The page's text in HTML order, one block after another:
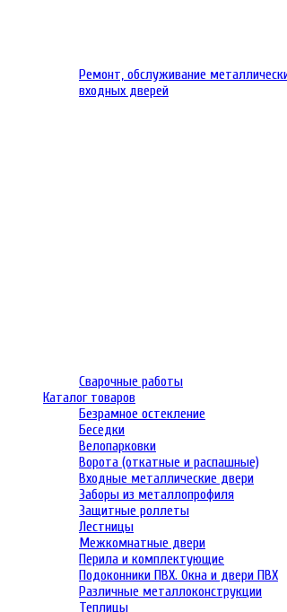
Ремонт, обслуживание
входных дверей
Сварочные работы
Каталог товаров
Безрамное остекление
Беседки
Велопарковки
Ворота (откатные и распашные)
Входные металлические двери
Заборы из металлопрофиля
Защитные роллеты
Лестницы
Межкомнатные двери
Перила и комплектующие
Подоконники ПВХ. Окна и двери ПВХ
Различные металлоконструкции
Теплицы